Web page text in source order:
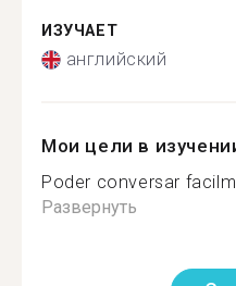
ИЗУЧАЕТ
английский
Мои цели в
Poder conversar
Развернуть